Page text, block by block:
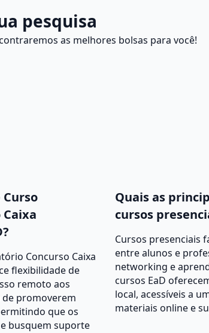
pesquisa
as melhores bolsas para você!
Concurso Caixa
flexibilidade de
remoto aos
de promoverem
que os
busquem suporte
Quais as
cursos
Cursos presenciais
entre alunos e
networking e
cursos EaD
local, acessíveis a
materiais online e